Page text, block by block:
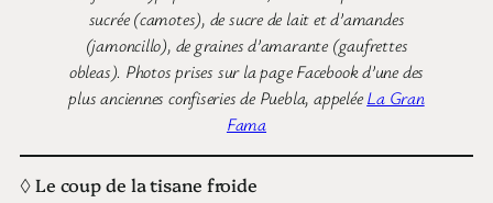
sucrée (camotes), de sucre de lait et d’amandes
(jamoncillo), de graines d’amarante (gaufrettes
obleas). Photos prises sur la page Facebook d’une des
plus anciennes confiseries de Puebla, appeléeLa Gran
Fama
◊ Le coup de la tisane froide